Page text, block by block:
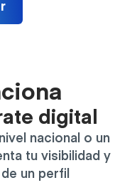
digital
nacional o un
tu visibilidad y
un perfil